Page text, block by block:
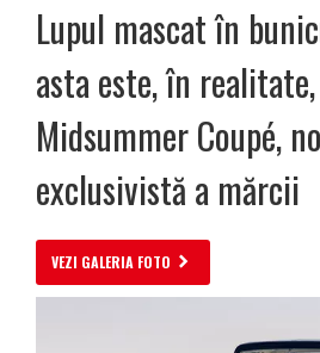
Lupul mascat în
asta este, în
Midsummer Coupé,
exclusivistă a mărcii
VEZI GALERIA FOTO